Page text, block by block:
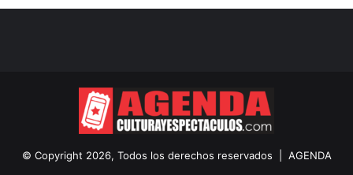
© Copyright 2026, Todos los derechos reservados | AGENDA